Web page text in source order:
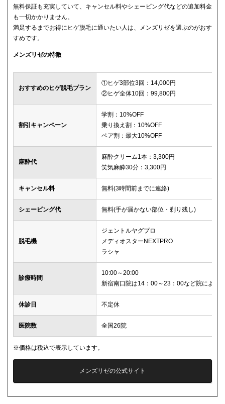
無料保証も充実していて、キャンセル料やシェービング代などの追加料金
も一切かかりません。
満足するまでお得にヒゲ脱毛に通いたい人は、メンズリゼを選ぶのがおす
すめです。
メンズリゼの特徴
おすすめのヒゲ脱毛プラン
①ヒゲ3部位3回：14,000円
②ヒゲ全体10回：99,800円
割引キャンペーン
学割：10%OFF
乗り換え割：10%OFF
ペア割：最大10%OFF
麻酔代
麻酔クリーム1本：3,300円
笑気麻酔30分：3,300円
キャンセル料 無料(3時間前までに連絡)
シェービング代 無料(手が届かない部位・剃り残し)
脱毛機
ジェントルヤグプロ
メディオスターNEXTPRO
ラシャ
診療時間
10:00～20:00
新宿南口院は14：00～23：00など院により
休診日 不定休
医院数 全国26院
※価格は税込で表示しています。
メンズリゼの公式サイト